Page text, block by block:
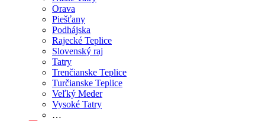
Orava
Piešťany
Podhájska
Rajecké Teplice
Slovenský raj
Tatry
Trenčianske Teplice
Turčianske Teplice
Veľký Meder
Vysoké Tatry
…